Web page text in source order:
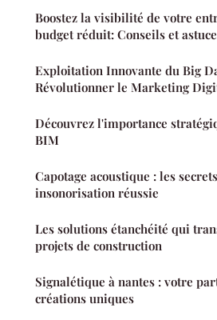
Boostez la visibilité de votre
budget réduit: Conseils et
Exploitation Innovante du Big
Révolutionner le Marketing
Découvrez l'importance
BIM
Capotage acoustique : les
insonorisation réussie
Les solutions étanchéité qui
projets de construction
Signalétique à nantes : votre
créations uniques